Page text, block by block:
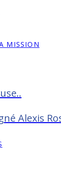
MISSION
Alexis